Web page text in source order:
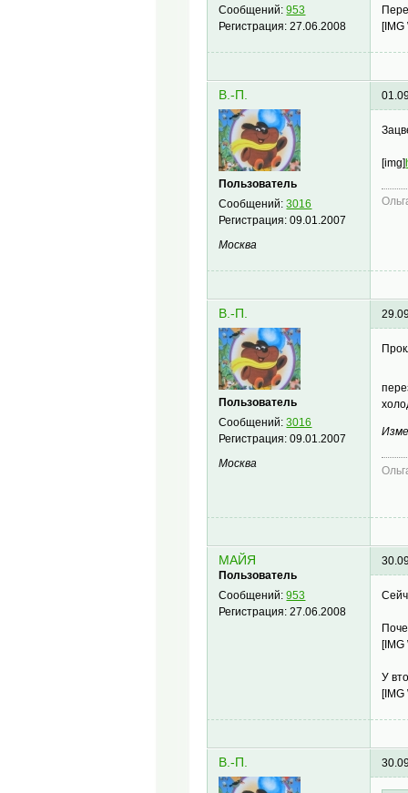
Сообщений:953
Регистрация:27.06.2008
[IMG
В.-П.
Пользователь
Сообщений:3016
Регистрация:09.01.2007
Москва
[img]
В.-П.
Пользователь
Сообщений:3016
Регистрация:09.01.2007
Москва
МАЙЯ
Пользователь
Сообщений:953
Регистрация:27.06.2008
[IMG
У
[IMG
В.-П.